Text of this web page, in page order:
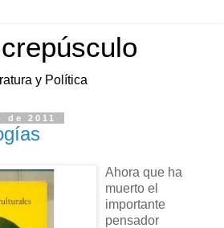
y Política
de 2011
Ahora que ha
muerto el
importante
pensador